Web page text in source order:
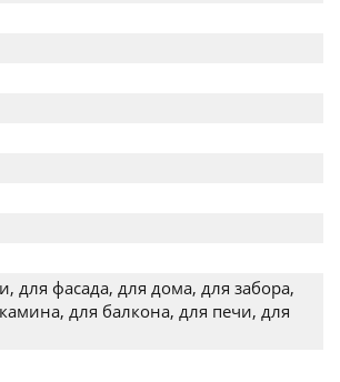
для фасада, для дома, для забора,
для балкона, для печи, для